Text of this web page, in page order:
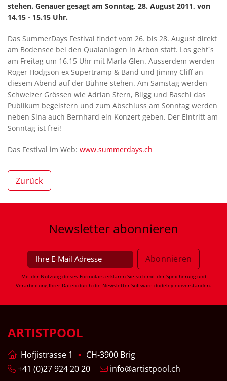
stehen. Genauer gesagt am Sonntag, 28. August 2011, von
14.15 - 15.15 Uhr.
Das SummerDays Festival findet vom 26. bis 28. August direkt
am Bodensee bei den Quaianlagen in Arbon statt. Los geht`s
am Freitag um 16.15 Uhr mit Marla Glen. Ausserdem werden
Roger Hodgson ex Supertramp & Band und Jimmy Cliff an
diesem Abend auf der Bühne stehen. Am Samstag werden
Schweizer Grössen wie Adrian Stern, Bligg und Baschi das
Publikum begeistern und zum Abschluss am Sonntag werden
neben Sina auch Bernhard ein Konzert geben. Der Eintritt am
Sonntag ist frei!
Das Festival im Web: www.summerdays.ch
Zurück
Newsletter abonnieren
Mit der Nutzung dieses Formulars erklären Sie sich mit der Speicherung und
Verarbeitung Ihrer Daten durch die Newsletter-Software dodeley einverstanden.
ARTISTPOOL
Hofjistrasse 1
CH-3900 Brig
+41 (0)27 924 20 20
info@artistpool.ch